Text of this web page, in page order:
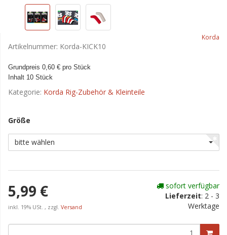
Korda
Artikelnummer: Korda-KICK10
Grundpreis 0,60 € pro Stück
Inhalt 10 Stück
Kategorie: Korda Rig-Zubehör & Kleinteile
Größe
bitte wählen
5,99 €
inkl. 19% USt. , zzgl. Versand
sofort verfügbar
Lieferzeit: 2 - 3
Werktage